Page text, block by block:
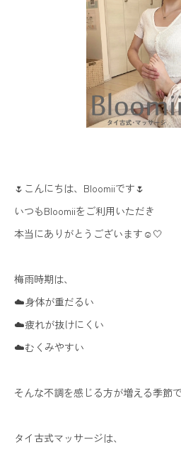
🌷こんにちは、Bloomiiです🌷
いつもBloomiiをご利用いただき
本当にありがとうございます☺️🤍
梅雨時期は、
☁️身体が重だるい
☁️疲れが抜けにくい
☁️むくみやすい
そんな不調を感じる方が増える季節
タイ古式マッサージは、